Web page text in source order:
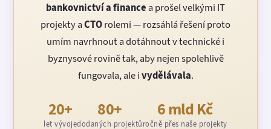
bankovnictví a finance a prošel velkými IT
projekty aCTOrolemi — rozsáhlá řešení proto
umím navrhnout a dotáhnout v technické i
byznysové rovině tak, aby nejen spolehlivě
fungovala, ale ivydělávala.
20+
let vývoje
80+
dodaných projektů
6 mld Kč
ročně přes naše projekty